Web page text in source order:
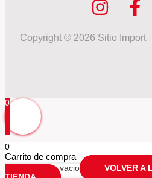
Copyright © 2026 Sitio Import
0
0
Carrito de compra
Tu carrio esta vacio
VOLVER A